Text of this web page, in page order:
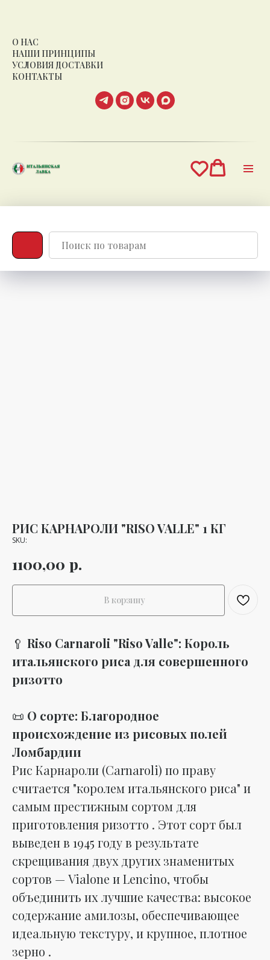
О НАС
НАШИ ПРИНЦИПЫ
УСЛОВИЯ ДОСТАВКИ
КОНТАКТЫ
РИС КАРНАРОЛИ "RISO VALLE" 1 КГ
SKU:
1100,00 р.
В корзину
🥄 Riso Carnaroli "Riso Valle": Король
итальянского риса для совершенного
ризотто
📜 О сорте: Благородное
происхождение из рисовых полей
Ломбардии
Рис Карнароли (Carnaroli) по праву
считается "королем итальянского риса" и
самым престижным сортом для
приготовления ризотто . Этот сорт был
выведен в 1945 году в результате
скрещивания двух других знаменитых
сортов — Vialone и Lencino, чтобы
объединить их лучшие качества: высокое
содержание амилозы, обеспечивающее
идеальную текстуру, и крупное, плотное
зерно .